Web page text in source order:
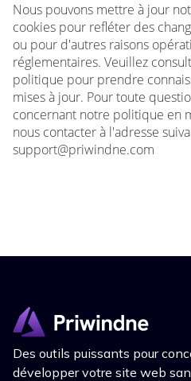
Nous pouvons mettre à jour
cookies pour refléter des
ou pour d'autres raisons
réglementaires. Veuillez
politique pour prendre
mises à jour. Pour toute
concernant notre politique en
nous contacter à l'adresse
support@priwindne.com
Des outils puissants pour
développer votre site web